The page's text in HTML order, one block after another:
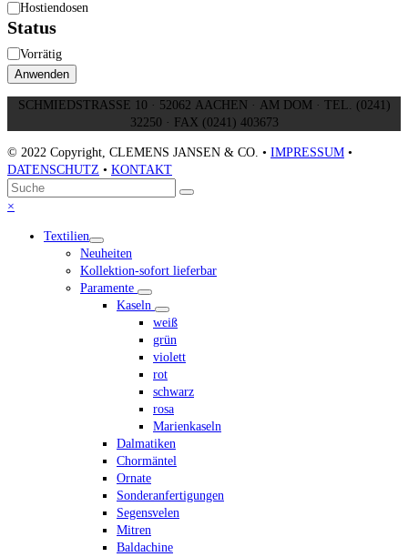
Hostiendosen
Status
Status
Vorrätig
Anwenden
SCHMIEDSTRASSE 10 · 52062 AACHEN · AM DOM · TEL. (0241)
32250 · FAX (0241) 403673
© 2022 Copyright, CLEMENS JANSEN & CO. • IMPRESSUM •
DATENSCHUTZ • KONTAKT
An
den
scrollen
Suche
Senden
×
menu
Textilien
Neuheiten
Kollektion-sofort lieferbar
Paramente
Kaseln
weiß
grün
violett
rot
schwarz
rosa
Marienkaseln
Dalmatiken
Chormäntel
Ornate
Sonderanfertigungen
Segensvelen
Mitren
Baldachine